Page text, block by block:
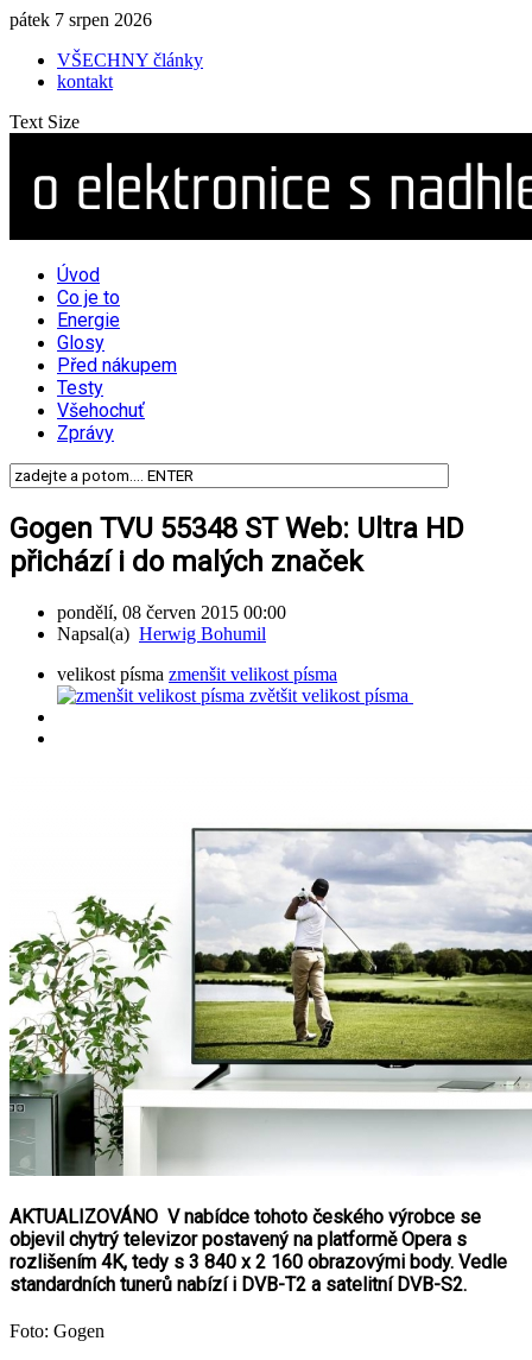
pátek 7 srpen 2026
VŠECHNY články
kontakt
Text Size
Úvod
Co je to
Energie
Glosy
Před nákupem
Testy
Všehochuť
Zprávy
Gogen TVU 55348 ST Web: Ultra HD
přichází i do malých značek
pondělí, 08 červen 2015 00:00
Napsal(a) Herwig Bohumil
velikost písma zmenšit velikost písma
zvětšit velikost písma
AKTUALIZOVÁNO V nabídce tohoto českého výrobce se
objevil chytrý televizor postavený na platformě Opera s
rozlišením 4K, tedy s 3 840 x 2 160 obrazovými body. Vedle
standardních tunerů nabízí i DVB-T2 a satelitní DVB-S2.
Foto: Gogen